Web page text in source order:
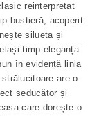
reinterpretat
bustieră, acoperit
silueta și
timp eleganța.
în evidență linia
are o
seducător și
care dorește o